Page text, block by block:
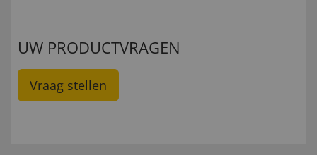
UW PRODUCTVRAGEN
Vraag stellen